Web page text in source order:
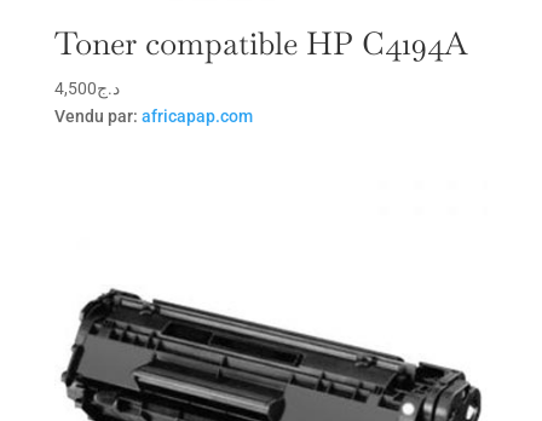
Toner compatible HP C4194A
د.ج4,500
Vendu par: africapap.com